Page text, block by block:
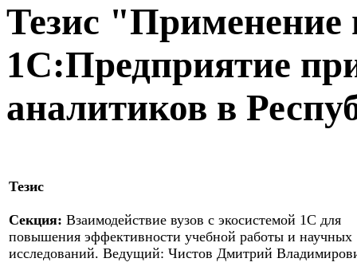
Тезис
1С:Предприятие
аналитиков в
Тезис
Секция: Взаимодействие вузов с экосистемой 1С для
повышения эффективности учебной работы и научных
исследований. Ведущий: Чистов Дмитрий